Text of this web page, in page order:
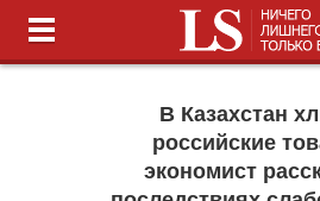
В Казахстан
российские
экономист